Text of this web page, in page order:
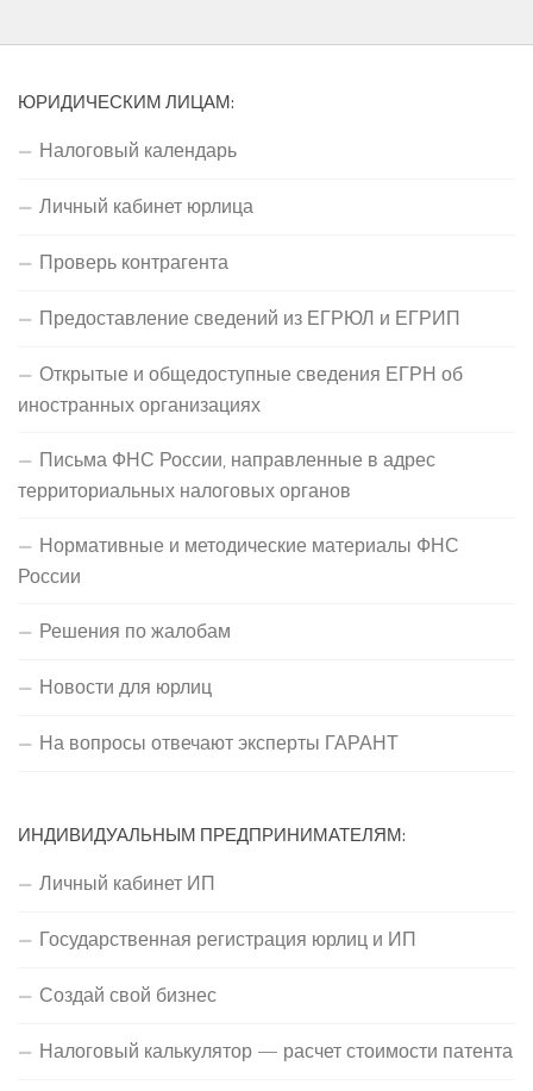
ЮРИДИЧЕСКИМ ЛИЦАМ:
Налоговый календарь
Личный кабинет юрлица
Проверь контрагента
Предоставление сведений из ЕГРЮЛ и ЕГРИП
Открытые и общедоступные сведения ЕГРН об
иностранных организациях
Письма ФНС России, направленные в адрес
территориальных налоговых органов
Нормативные и методические материалы ФНС
России
Решения по жалобам
Новости для юрлиц
На вопросы отвечают эксперты ГАРАНТ
ИНДИВИДУАЛЬНЫМ ПРЕДПРИНИМАТЕЛЯМ:
Личный кабинет ИП
Государственная регистрация юрлиц и ИП
Создай свой бизнес
Налоговый калькулятор — расчет стоимости патента